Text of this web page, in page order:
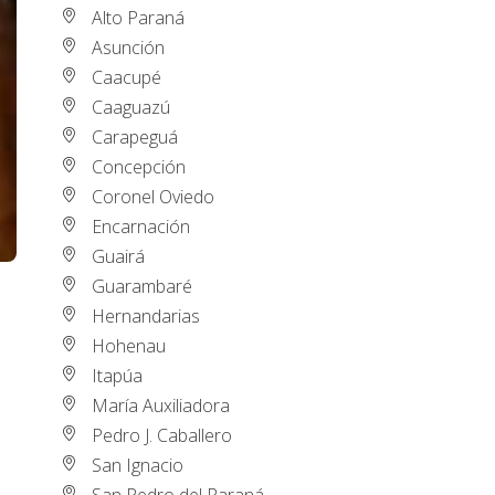
Alto Paraná
Asunción
Caacupé
Caaguazú
Carapeguá
Concepción
Coronel Oviedo
Encarnación
Guairá
Guarambaré
Hernandarias
Hohenau
Itapúa
María Auxiliadora
Pedro J. Caballero
San Ignacio